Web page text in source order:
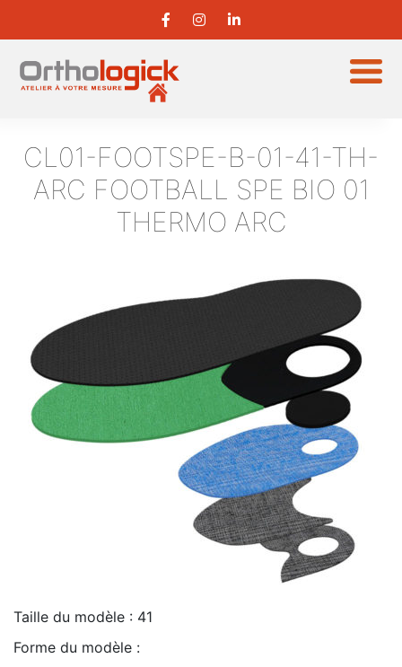
CL01-FOOTSPE-B-01-41-TH-
ARC FOOTBALL SPE BIO 01
THERMO ARC
Taille du modèle : 41
Forme du modèle :